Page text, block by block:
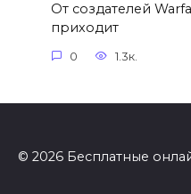
От создателей
приходит
0 1.3к.
© 2026 Бесплатные